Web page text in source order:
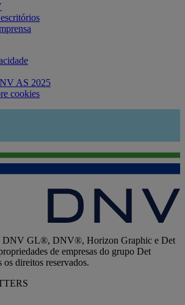
AS 2025
cookies
DNV GL®, DNV®, Horizon Graphic e Det
de empresas do grupo Det
direitos reservados.